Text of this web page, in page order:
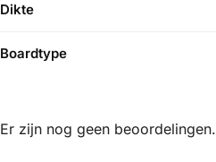
Dikte
Boardtype
Er zijn nog geen beoordelingen.